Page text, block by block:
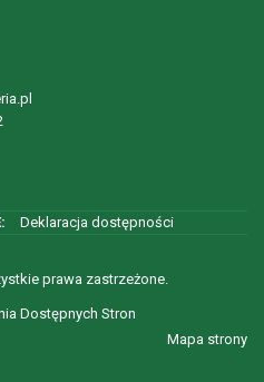
Deklaracja dostępności
prawa zastrzeżone.
Dostępnych Stron
Mapa strony